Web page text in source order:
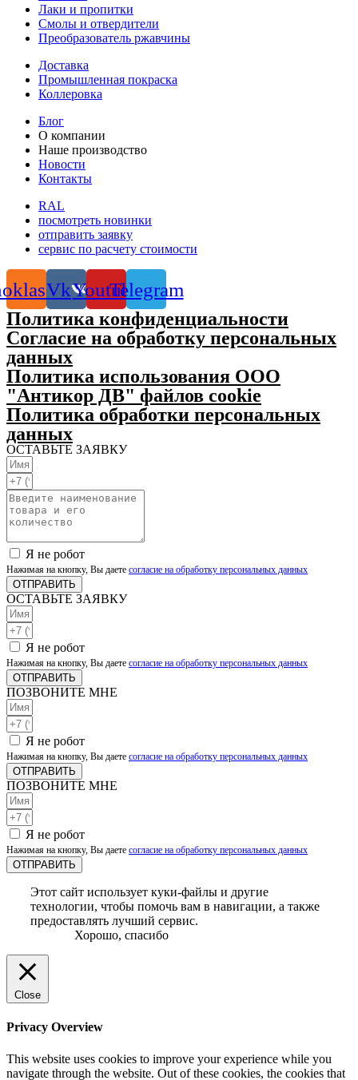
Лаки и пропитки
Смолы и отвердители
Преобразователь ржавчины
Доставка
Промышленная покраска
Коллеровка
Блог
О компании
Наше производство
Новости
Контакты
RAL
посмотреть новинки
отправить заявку
сервис по расчету стоимости
VkYoutubeTelegram
Политика конфиденциальности
Согласие на обработку персональных
данных
Политика использования ООО
"Антикор ДВ" файлов cookie
Политика обработки персональных
данных
ОСТАВЬТЕ ЗАЯВКУ
Я не робот
Нажимая на кнопку, Вы даете согласие на обработку персональных данных
ОТПРАВИТЬ
ОСТАВЬТЕ ЗАЯВКУ
Я не робот
Нажимая на кнопку, Вы даете согласие на обработку персональных данных
ОТПРАВИТЬ
ПОЗВОНИТЕ МНЕ
Я не робот
Нажимая на кнопку, Вы даете согласие на обработку персональных данных
ОТПРАВИТЬ
ПОЗВОНИТЕ МНЕ
Я не робот
Нажимая на кнопку, Вы даете согласие на обработку персональных данных
ОТПРАВИТЬ
Этот сайт использует куки-файлы и другие
технологии, чтобы помочь вам в навигации, а также
предоставлять лучший сервис.
Хорошо, спасибо
Close
Privacy Overview
This website uses cookies to improve your experience while you
navigate through the website. Out of these cookies, the cookies that